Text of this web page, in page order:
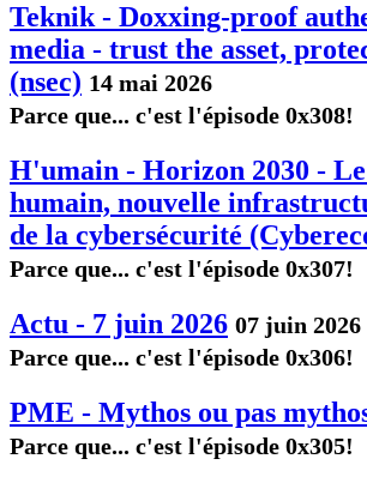
Teknik - Doxxing-proof
media - trust the asset,
(nsec) 14 mai 2026
Parce que... c'est l'épisode 0x308!
H'umain - Horizon 2030 -
humain, nouvelle
de la cybersécurité
Parce que... c'est l'épisode 0x307!
Actu - 7 juin 2026 07 juin 2026
Parce que... c'est l'épisode 0x306!
PME - Mythos ou pas
Parce que... c'est l'épisode 0x305!